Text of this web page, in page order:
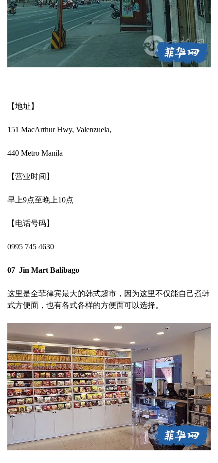
【地址】
151 MacArthur Hwy, Valenzuela,
440 Metro Manila
【营业时间】
早上9点至晚上10点
【电话号码】
0995 745 4630
07 Jin Mart Balibago
这里是全菲律宾最大的韩式超市，因为这里不仅能自己煮韩
式方便面，也有各式各样的方便面可以选择。